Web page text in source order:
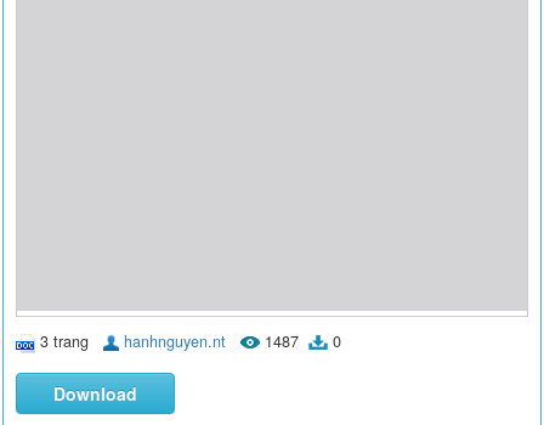
3 trang hanhnguyen.nt 1487 0
Download